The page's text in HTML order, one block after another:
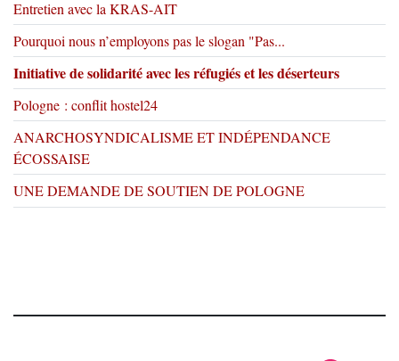
Entretien avec la KRAS-AIT
Pourquoi nous n’employons pas le slogan "Pas...
Initiative de solidarité avec les réfugiés et les déserteurs
Pologne : conflit hostel24
ANARCHOSYNDICALISME ET INDÉPENDANCE
ÉCOSSAISE
UNE DEMANDE DE SOUTIEN DE POLOGNE